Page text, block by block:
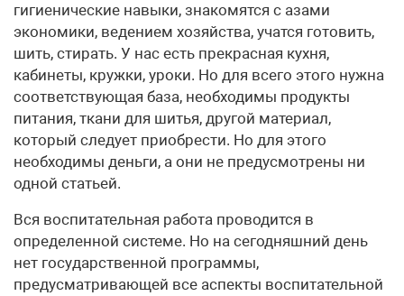
гигиенические навыки, знакомятся с азами
экономики, ведением хозяйства, учатся готовить,
шить, стирать. У нас есть прекрасная кухня,
кабинеты, кружки, уроки. Но для всего этого нужна
соответствующая база, необходимы продукты
питания, ткани для шитья, другой материал,
который следует приобрести. Но для этого
необходимы деньги, а они не предусмотрены ни
одной статьей.
Вся воспитательная работа проводится в
определенной системе. Но на сегодняшний день
нет государственной программы,
предусматривающей все аспекты воспитательной